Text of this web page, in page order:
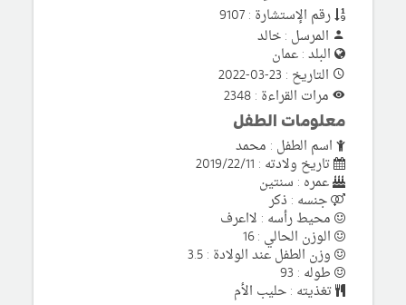
رقم الإستشارة : 9107
المرسل : خالد
البلد : عمان
التاريخ : 23-03-2022
مرات القراءة : 2348
معلومات الطفل
اسم الطفل : محمد
تاريخ ولادته : 2019/22/11
عمره : سنتين
جنسه : ذكر
محيط رأسه : لااعرف
الوزن الحالي : 16
وزن الطفل عند الولادة : 3.5
طوله : 93
تغذيته : حليب الأم